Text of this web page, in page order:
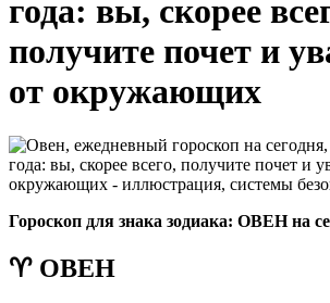
года: вы, скорее
получите почет и
от окружающих
Гороскоп для знака зодиака: ОВЕН на
♈ ОВЕН